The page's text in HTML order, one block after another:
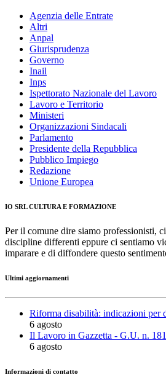
Agenzia delle Entrate
Altri
Anpal
Giurisprudenza
Governo
Inail
Inps
Ispettorato Nazionale del Lavoro
Lavoro e Territorio
Ministeri
Organizzazioni Sindacali
Parlamento
Presidente della Repubblica
Pubblico Impiego
Redazione
Unione Europea
IO SRL CULTURA E FORMAZIONE
Per il comune dire siamo professionisti,
discipline differenti eppure ci sentiamo
imparare e di diffondere questo
Ultimi aggiornamenti
Riforma disabilità: indicazioni per
6 agosto
Il Lavoro in Gazzetta - G.U. n.
6 agosto
Informazioni di contatto